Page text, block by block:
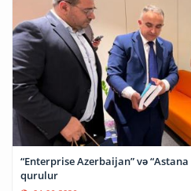
“Enterprise Azerbaijan” və
qurulur